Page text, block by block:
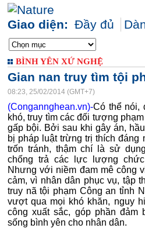
Giao diện: Đầy đủ
BÌNH YÊN XỨ NGHỆ
Gian nan truy tìm tội
08:23, 25/02/2014 (GMT+7)
(Congannghean.vn)-Có thể nói,
khó, truy tìm các đối tượng
gấp bội. Bởi sau khi gây án,
bị pháp luật trừng trị thích đáng
trốn tránh, thậm chí là sử
chống trả các lực lượng
Nhưng với niềm đam mê công
cảm, vì nhân dân phục vụ, tập
truy nã tội phạm Công an tỉnh
vượt qua mọi khó khăn, nguy
công xuất sắc, góp phần đảm
sống bình yên cho nhân dân.